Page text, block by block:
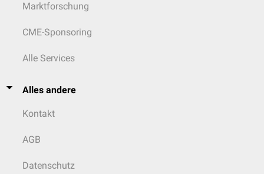
Marktforschung
CME-Sponsoring
Alle Services
Alles andere
Kontakt
AGB
Datenschutz